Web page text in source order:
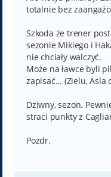
totalnie bez
Szkoda że trener
sezonie Mikiego i
nie chciały walczyć.
Może na ławce byli
zapisać... (Zielu, Asla
Dziwny, sezon.
straci punkty z
Pozdr.